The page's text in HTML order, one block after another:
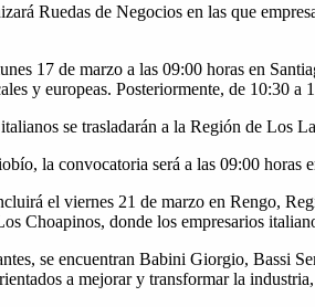
Ruedas de Negocios en las que
17 de marzo a las 09:00 horas en
y europeas. Posteriormente, de 10:30 a
se trasladarán a la Región de Los
la convocatoria será a las 09:00
el viernes 21 de marzo en Rengo,
Choapinos, donde los empresarios
se encuentran Babini Giorgio,
a mejorar y transformar la